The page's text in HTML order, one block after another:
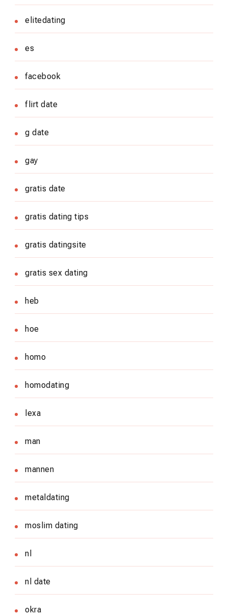
elitedating
es
facebook
flirt date
g date
gay
gratis date
gratis dating tips
gratis datingsite
gratis sex dating
heb
hoe
homo
homodating
lexa
man
mannen
metaldating
moslim dating
nl
nl date
okra